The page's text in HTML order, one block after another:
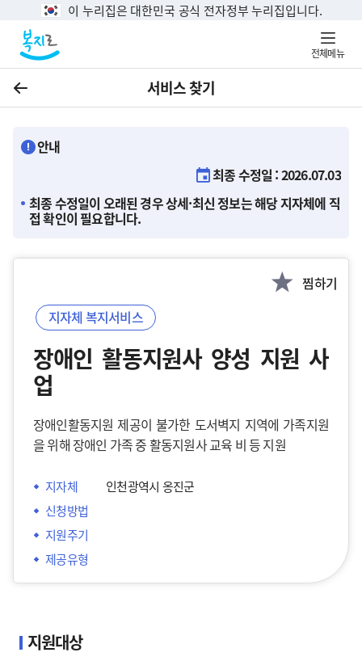
이 누리집은 대한민국 공식 전자정부 누리집입니다.
전체메뉴
이전 서비스 찾기
안내
최종 수정일 : 2026.07.03
최종 수정일이 오래된 경우 상세·최신 정보는 해당 지자체에 직
접 확인이 필요합니다.
찜하기
지자체 복지서비스
장애인 활동지원사 양성 지원 사
업
장애인활동지원 제공이 불가한 도서벽지 지역에 가족지원
을 위해 장애인 가족 중 활동지원사 교육 비 등 지원
지자체
인천광역시 옹진군
신청방법
지원주기
제공유형
지원대상